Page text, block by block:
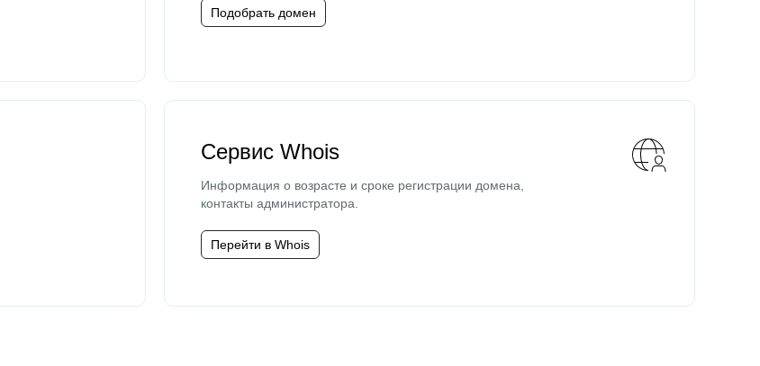
Подобрать домен
Сервис Whois
Информация о возрасте и сроке регистрации домена,
контакты администратора.
Перейти в Whois